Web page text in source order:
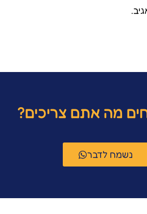
מה אתם צריכים?
נשמח לדבר